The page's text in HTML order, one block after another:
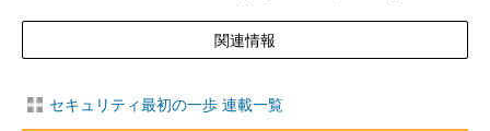
関連情報
セキュリティ最初の一歩 連載一覧